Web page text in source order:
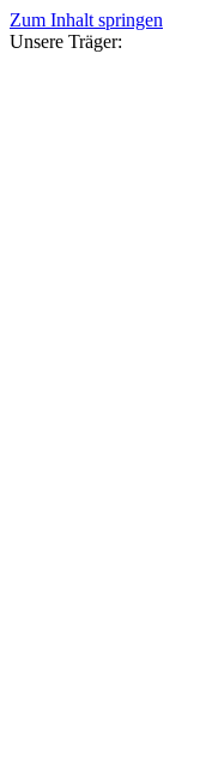
Zum Inhalt springen
Unsere Träger: